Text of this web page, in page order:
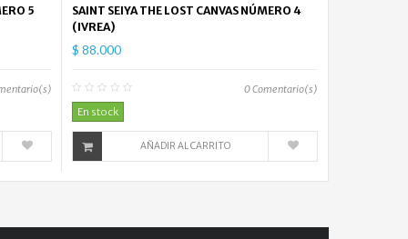
5
SAINT SEIYA THE LOST CANVAS NÚMERO 4
(IVREA)
$ 88.000
0Comentario(s)
En stock
AÑADIR AL CARRITO